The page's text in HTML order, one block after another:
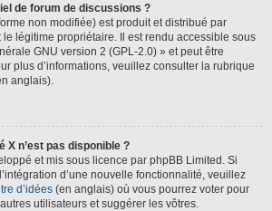
de forum de discussions ?
non modifiée) est produit et distribué par
le légitime propriétaire. Il est rendu accessible sous
GNU version 2 (GPL-2.0) » et peut être
plus d’informations, veuillez consulter la rubrique
anglais).
X n’est pas disponible ?
et mis sous licence par phpBB Limited. Si
d’une nouvelle fonctionnalité, veuillez
d’idées (en anglais) où vous pourrez voter pour
utilisateurs et suggérer les vôtres.